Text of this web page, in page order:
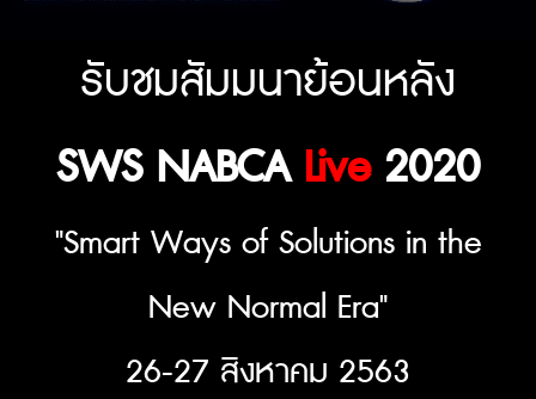
รับชมสัมมนาย้อนหลัง
SWS NABCALive2020
"Smart Ways of Solutions in the
New Normal Era"
26-27 สิงหาคม 2563